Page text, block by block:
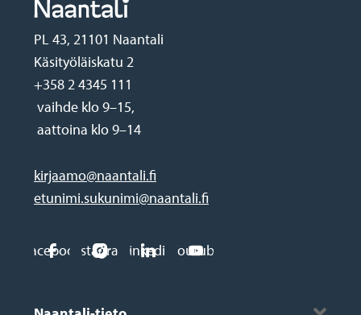
PL 43, 21101 Naantali
Käsityöläiskatu 2
+358 2 4345 111
vaihde klo 9–15,
aattoina klo 9–14
kirjaamo@naantali.fi
etunimi.sukunimi@naantali.fi
Social
FacebookInstagramLinkedin Youtube